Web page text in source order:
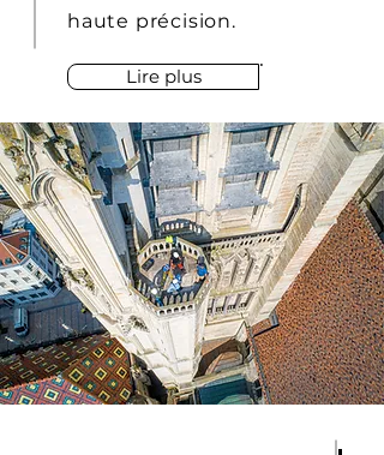
haute précision.
Lire plus